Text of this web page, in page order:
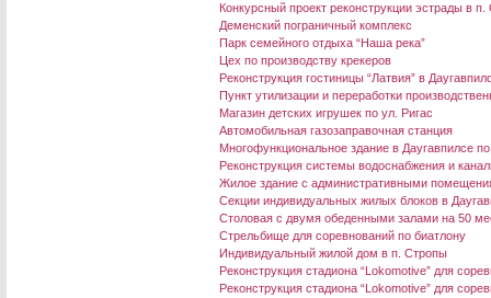
Конкурсный проект реконструкции эстрады в
Деменский пограничный комплекс
Парк семейного отдыха “Наша река”
Цех по производству крекеров
Реконструкция гостиницы “Латвия” в
Пункт утилизации и переработки
Магазин детских игрушек по ул. Ригас
Автомобильная газозаправочная станция
Многофункциональное здание в Даугавпилсе
Реконструкция системы водоснабжения и
Жилое здание с административными
Секции индивидуальных жилых блоков в
Столовая с двумя обеденными залами на 50
Стрельбище для соревнований по биатлону
Индивидуальный жилой дом в п. Стропы
Реконструкция стадиона “Lokomotive” для
Реконструкция стадиона “Lokomotive” для